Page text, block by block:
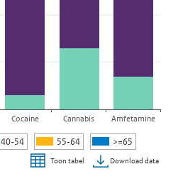
40-54 55-64 >=65
Cocaine Cannabis Amfetamine
Toon tabel Download data